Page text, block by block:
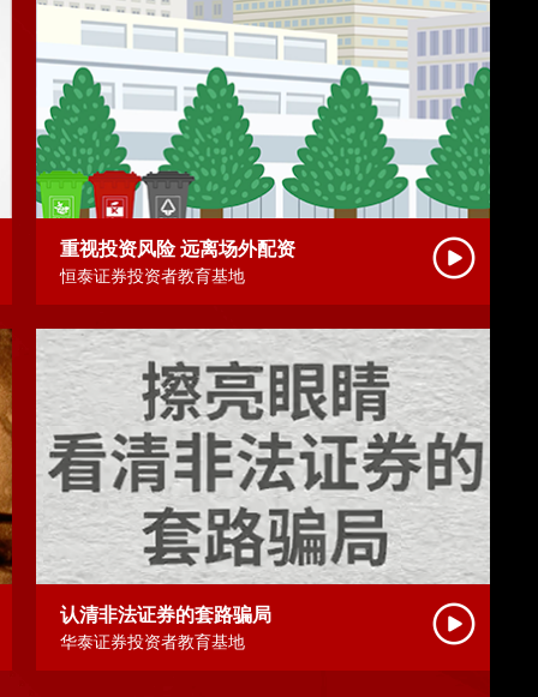
软件”的，是不是合法的证券经营机构。投资者在收
，“荐股软件”是提供证券投资咨询服务的一种方式，
“黑马股”，更不能保证您只赚不赔。如果有人向您宣
是在“忽悠”您，请您千万不要上当受骗。
该从哪些方面注意保护自己的资金安全？
要考虑的，要保护自身的资金安全，一是要选择合法
易规则，尤其要关注资金的存管保管制度，一般来说
资金相对安全，如果没有集中清算，至少保证资金的
不足以保证资金安全），如果没有资金的第三方存管
者就应当对资金安全保持合理的怀疑；三是投资者需
重视投资风险 远离场外配资
恒泰证券投资者教育基地
认清非法证券的套路骗局
华泰证券投资者教育基地